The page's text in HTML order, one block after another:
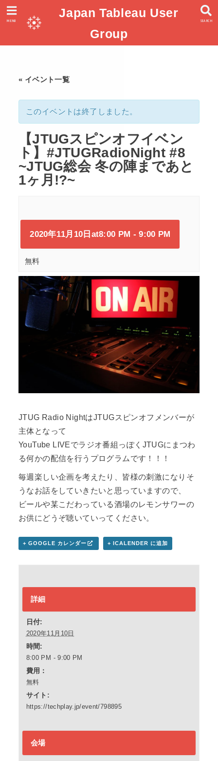
Japan Tableau User
Group
SEARCH
MENU
« イベント一覧
このイベントは終了しました。
【JTUGスピンオフイベン
ト】#JTUGRadioNight #8
~JTUG総会 冬の陣まであと
1ヶ月!?~
2020年11月10日at8:00 PM -9:00 PM
無料
JTUG Radio NightはJTUGスピンオフメンバーが
主体となって
YouTube LIVEでラジオ番組っぽくJTUGにまつわ
る何かの配信を行うプログラムです！！！
毎週楽しい企画を考えたり、皆様の刺激になりそ
うなお話をしていきたいと思っていますので、
ビールや某こだわっている酒場のレモンサワーの
お供にどうぞ聴いていってください。
+ GOOGLE カレンダー + ICALENDER に追加
詳細
日付:
2020年11月10日
時間:
8:00 PM - 9:00 PM
費用：
無料
サイト:
https://techplay.jp/event/798895
会場